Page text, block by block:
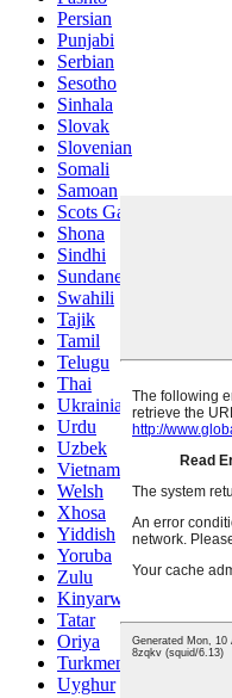
Persian
Punjabi
Serbian
Sesotho
Sinhala
Slovak
Slovenian
Somali
Samoan
Scots Gaelic
Shona
Sindhi
Sundanese
Swahili
Tajik
Tamil
Telugu
Thai
Ukrainian
Urdu
Uzbek
Vietnamese
Welsh
Xhosa
Yiddish
Yoruba
Zulu
Kinyarwanda
Tatar
Oriya
Turkmen
Uyghur